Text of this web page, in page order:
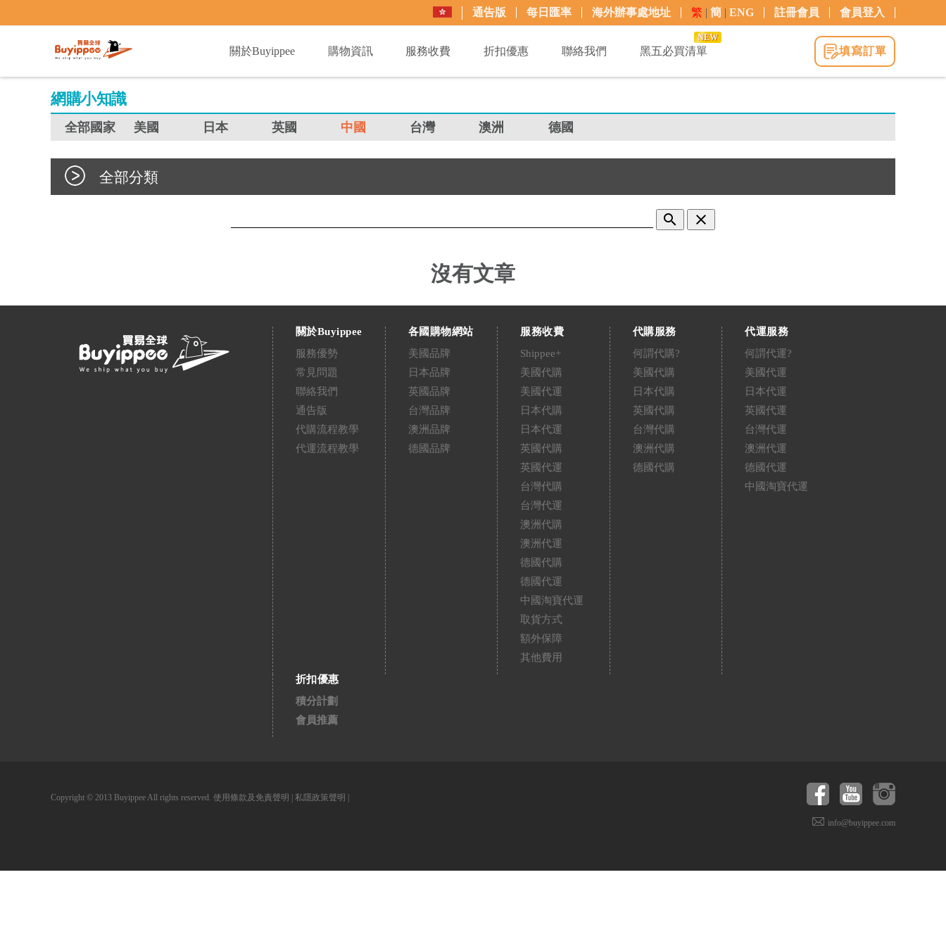
通告版 每日匯率 海外辦事處地址 繁 | 簡 | ENG 註冊會員 會員登入
關於Buyippee
購物資訊 服務收費 折扣優惠 聯絡我們 黑五必買清單
NEW
填寫訂單
網購小知識
全部國家 美國 日本 英國 中國 台灣 澳洲 德國
全部分類
search clear
沒有文章
關於Buyippee
服務優勢
常見問題
聯絡我們
通告版
代購流程教學
代運流程教學
各國購物網站
美國品牌
日本品牌
英國品牌
台灣品牌
澳洲品牌
德國品牌
服務收費
Shippee+
美國代購
美國代運
日本代購
日本代運
英國代購
英國代運
台灣代購
台灣代運
澳洲代購
澳洲代運
德國代購
德國代運
中國淘寶代運
取貨方式
額外保障
其他費用
代購服務
何謂代購?
美國代購
日本代購
英國代購
台灣代購
澳洲代購
德國代購
代運服務
何謂代運?
美國代運
日本代運
英國代運
台灣代運
澳洲代運
德國代運
中國淘寶代運
折扣優惠
積分計劃
會員推薦
Copyright © 2013 Buyippee All rights reserved. 使用條款及免責聲明 私隱政策聲明
info@buyippee.com